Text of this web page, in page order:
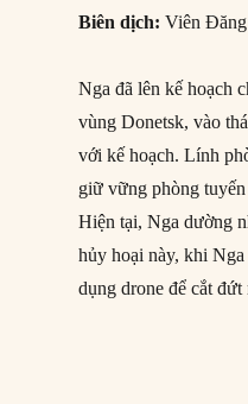
Biên dịch:Viên
Nga đã lên kế hoạch
vùng Donetsk, vào
với kế hoạch. Lính
giữ vững phòng
Hiện tại, Nga dường
hủy hoại này, khi
dụng drone để cắt